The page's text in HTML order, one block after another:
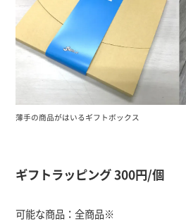
薄手の商品がはいるギフトボックス
ギフトラッピング 300円/個
可能な商品：全商品※